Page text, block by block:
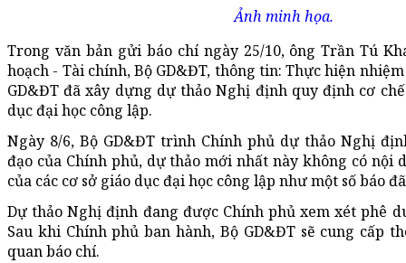
Ảnh minh họa.
Trong văn bản gửi báo chí ngày 25/10, ông Trần Tú
hoạch - Tài chính, Bộ GD&ĐT, thông tin: Thực hiện
GD&ĐT đã xây dựng dự thảo Nghị định quy định cơ
dục đại học công lập.
Ngày 8/6, Bộ GD&ĐT trình Chính phủ dự thảo Nghị
đạo của Chính phủ, dự thảo mới nhất này không có nội
của các cơ sở giáo dục đại học công lập như một số báo
Dự thảo Nghị định đang được Chính phủ xem xét phê
Sau khi Chính phủ ban hành, Bộ GD&ĐT sẽ cung cấp
quan báo chí.